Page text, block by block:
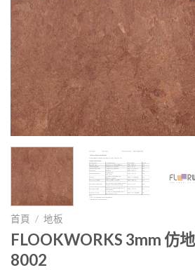
首頁 / 地板
FLOOKWORKS 3mm 仿
8002